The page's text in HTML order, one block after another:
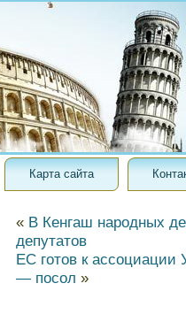
Карта сайта
« В Кенгаш народных
депутатов
ЕС готов к ассоциации
— посол »